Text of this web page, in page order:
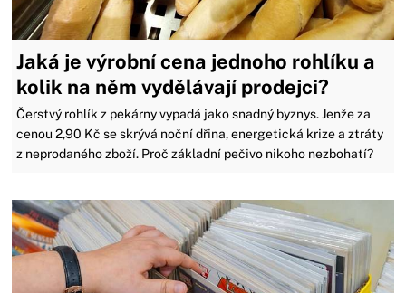
Jaká je výrobní cena jednoho rohlíku a
kolik na něm vydělávají prodejci?
Čerstvý rohlík z pekárny vypadá jako snadný byznys. Jenže za
cenou 2,90 Kč se skrývá noční dřina, energetická krize a ztráty
z neprodaného zboží. Proč základní pečivo nikoho nezbohatí?